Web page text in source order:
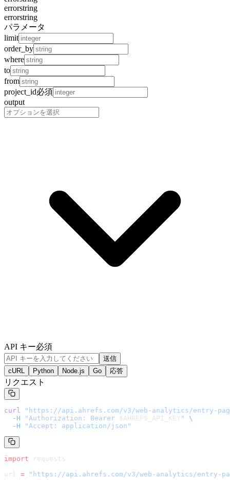
errorstring
errorstring
パラメータ
limit
order_by
where
to
from
project_id必須
output
API キー必須
送信
cURL
Python Node.js Go 応答
リクエスト
curl " https://api.ahrefs.com/v3/web-analytics/entry-
  -H
"Authorization: Bearer $AHREFS_API_KEY "
\
  -H
"Accept: application/json"
import requests
url = " https://api.ahrefs.com/v3/web-analytics/entry-